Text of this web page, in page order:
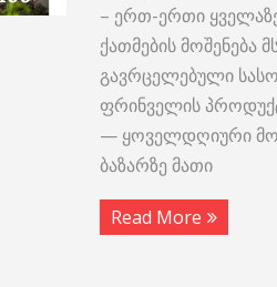
– ერთ-ერთი
ქათმების
გავრცელებული
ფრინველის
— ყოველდღიური
ბაზარზე მათი
Read More